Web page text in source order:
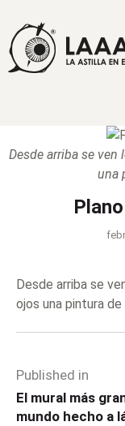
Desde arriba se
una
Desde arriba se
ojos una pintura
Published in
El mural más
mundo hecho a